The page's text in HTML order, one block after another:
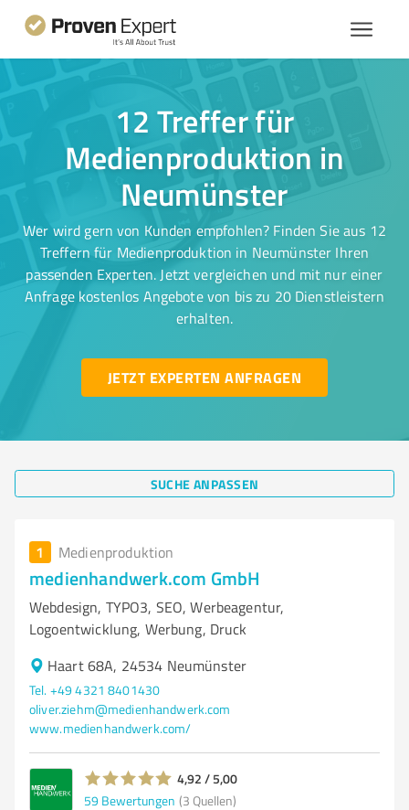
12 Treffer für
Medienproduktion in
Neumünster
Wer wird gern von Kunden empfohlen? Finden Sie aus 12
Treffern für Medienproduktion in Neumünster Ihren
passenden Experten. Jetzt vergleichen und mit nur einer
Anfrage kostenlos Angebote von bis zu 20 Dienstleistern
erhalten.
JETZT EXPERTEN ANFRAGEN
SUCHE ANPASSEN
1 Medienproduktion
medienhandwerk.com GmbH
Webdesign, TYPO3, SEO, Werbeagentur,
Logoentwicklung, Werbung, Druck
Haart 68A, 24534 Neumünster
Tel. +49 4321 8401430
oliver.ziehm@medienhandwerk.com
www.medienhandwerk.com/
4,92 / 5,00
59 Bewertungen (3 Quellen)